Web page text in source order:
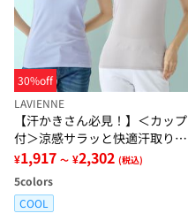
30%off
LAVIENNE
【汗かきさん必見！】＜カップ
付＞涼感サラッと快適汗取りタ
ンクトップインナー＜さらりラ
ボ＞
¥1,917 ～ ¥2,302 (税込)
5colors
COOL